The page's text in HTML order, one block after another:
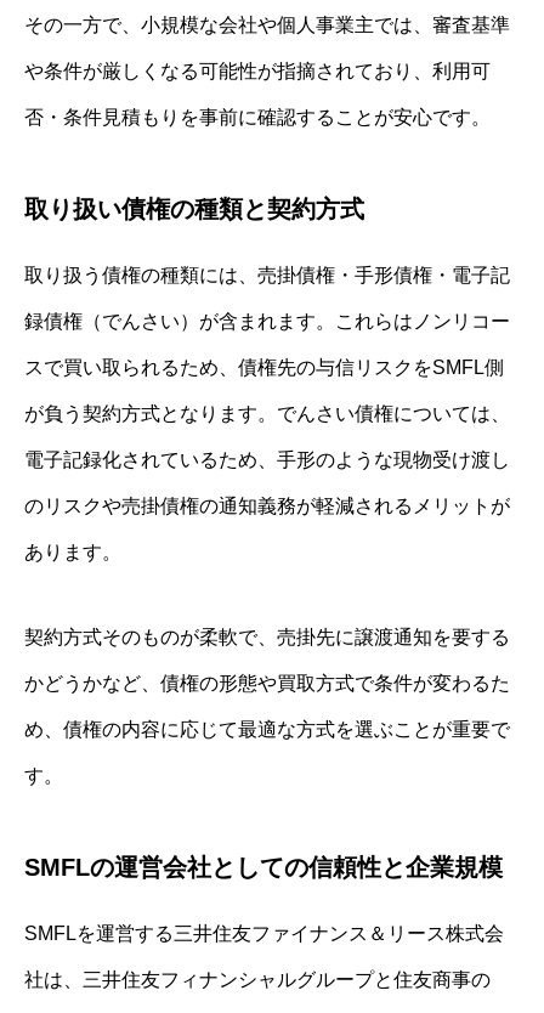
その一方で、小規模な会社や個人事業主では、審査基準
や条件が厳しくなる可能性が指摘されており、利用可
否・条件見積もりを事前に確認することが安心です。
取り扱い債権の種類と契約方式
取り扱う債権の種類には、売掛債権・手形債権・電子記
録債権（でんさい）が含まれます。これらはノンリコー
スで買い取られるため、債権先の与信リスクをSMFL側
が負う契約方式となります。でんさい債権については、
電子記録化されているため、手形のような現物受け渡し
のリスクや売掛債権の通知義務が軽減されるメリットが
あります。
契約方式そのものが柔軟で、売掛先に譲渡通知を要する
かどうかなど、債権の形態や買取方式で条件が変わるた
め、債権の内容に応じて最適な方式を選ぶことが重要で
す。
SMFLの運営会社としての信頼性と企業規模
SMFLを運営する三井住友ファイナンス＆リース株式会
社は、三井住友フィナンシャルグループと住友商事の